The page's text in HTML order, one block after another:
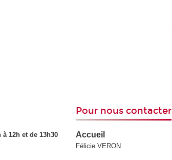
12h et de 13h30
Pour nous contacter
Accueil
Félicie VERON